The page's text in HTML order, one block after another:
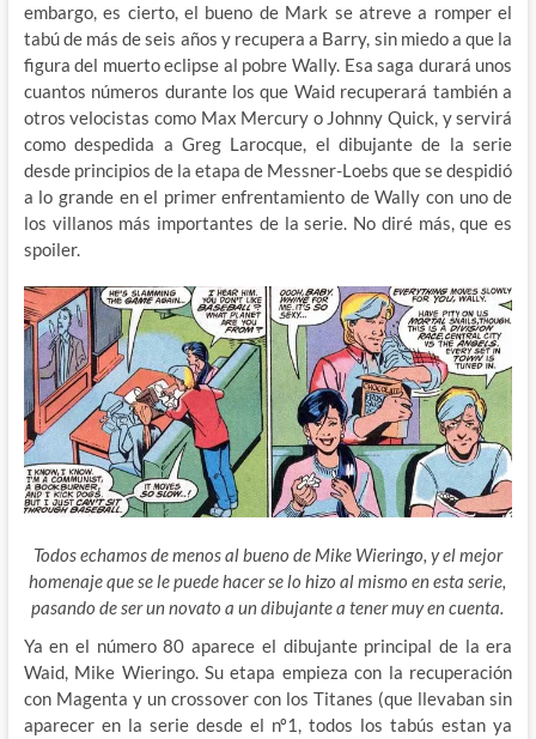
embargo, es cierto, el bueno de Mark se atreve a romper el
tabú de más de seis años y recupera a Barry, sin miedo a que la
figura del muerto eclipse al pobre Wally. Esa saga durará unos
cuantos números durante los que Waid recuperará también a
otros velocistas como Max Mercury o Johnny Quick, y servirá
como despedida a Greg Larocque, el dibujante de la serie
desde principios de la etapa de Messner-Loebs que se despidió
a lo grande en el primer enfrentamiento de Wally con uno de
los villanos más importantes de la serie. No diré más, que es
spoiler.
Todos echamos de menos al bueno de Mike Wieringo, y el mejor
homenaje que se le puede hacer se lo hizo al mismo en esta serie,
pasando de ser un novato a un dibujante a tener muy en cuenta.
Ya en el número 80 aparece el dibujante principal de la era
Waid, Mike Wieringo. Su etapa empieza con la recuperación
con Magenta y un crossover con los Titanes (que llevaban sin
aparecer en la serie desde el nº1, todos los tabús estan ya